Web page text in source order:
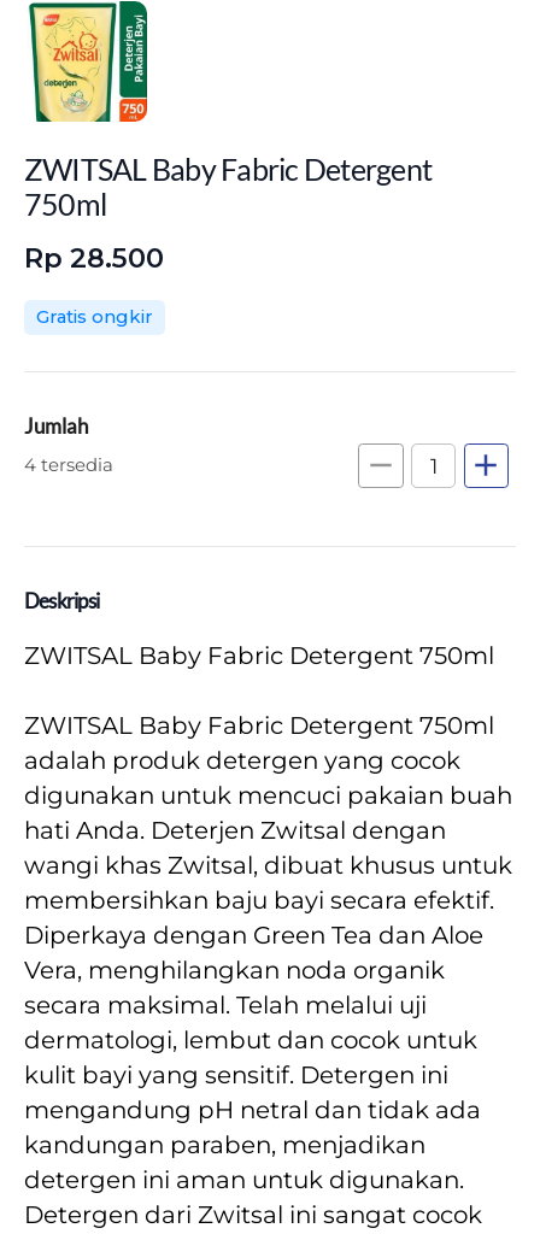
ZWITSAL Baby Fabric Detergent
750ml
Rp 28.500
Gratis ongkir
Jumlah
remove add
4 tersedia
Deskripsi
ZWITSAL Baby Fabric Detergent 750ml
ZWITSAL Baby Fabric Detergent 750ml
adalah produk detergen yang cocok
digunakan untuk mencuci pakaian buah
hati Anda. Deterjen Zwitsal dengan
wangi khas Zwitsal, dibuat khusus untuk
membersihkan baju bayi secara efektif.
Diperkaya dengan Green Tea dan Aloe
Vera, menghilangkan noda organik
secara maksimal. Telah melalui uji
dermatologi, lembut dan cocok untuk
kulit bayi yang sensitif. Detergen ini
mengandung pH netral dan tidak ada
kandungan paraben, menjadikan
detergen ini aman untuk digunakan.
Detergen dari Zwitsal ini sangat cocok